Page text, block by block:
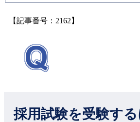
【記事番号：2162】
採用試験を受験す